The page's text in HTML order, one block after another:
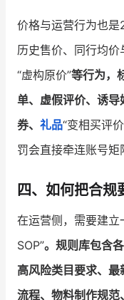
价格与运营行为也
历史售价、同行均
“虚构原价”等行为，
单、虚假评价、诱
券、 礼品“变相买评
罚会直接牵连账号矩
四、如何把合规
在运营侧，需要建
SOP”。规则库包含
高风险类目要求、
流程、物料制作规范